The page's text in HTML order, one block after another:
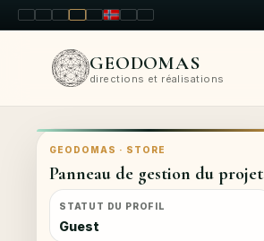
LT ENPL FR RUNOSKRO
GEODOMAS
directions et réalisations
GEODOMAS · STORE
Panneau de gestion du projet
STATUT DU PROFIL
Guest